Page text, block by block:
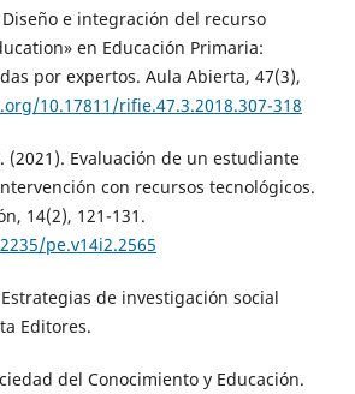
e integración del recurso
en Educación Primaria:
por expertos. Aula Abierta, 47(3),
10.17811/rifie.47.3.2018.307-318
(2021). Evaluación de un estudiante
con recursos tecnológicos.
14(2), 121-131.
pe.v14i2.2565
de investigación social
Editores.
del Conocimiento y Educación.